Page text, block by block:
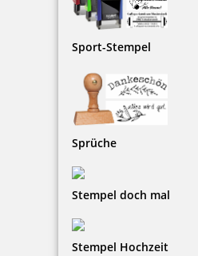
Sport-Stempel
Sprüche
Stempel doch mal
Stempel Hochzeit
Abdrucke